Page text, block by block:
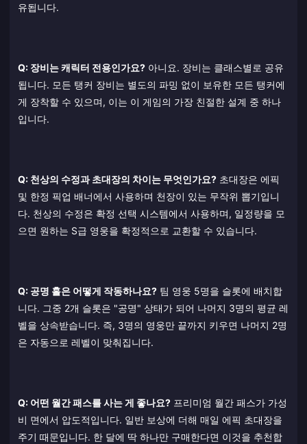
유됩니다.
Q: 장비는 캐릭터 전용인가요? 아니요. 장비는 클래스별로 공유
됩니다. 모든 탱커 장비는 별도의 파밍 없이 보유한 모든 탱커에
게 장착할 수 있으며, 이는 이 게임의 가장 친절한 설계 중 하나
입니다.
Q: 천상의 수정과 초대장의 차이는 무엇인가요? 초대장은 에픽
및 한정 픽업 배너에서 사용하며 천장이 있는 무작위 뽑기입니
다. 천상의 수정은 확정 선택 시스템에서 사용하며, 일정량을 모
으면 원하는 S급 영웅을 확정적으로 교환할 수 있습니다.
Q: 공명 홀은 어떻게 작동하나요? 팀 영웅 5명을 슬롯에 배치합
니다. 그중 2개 슬롯은 "공명" 상태가 되어 나머지 3명의 평균 레
벨을 상속받습니다. 즉, 3명의 영웅만 끝까지 키우면 나머지 2명
은 자동으로 레벨이 맞춰집니다.
Q: 어떤 월간 패스를 사는 게 좋나요? 프리미엄 월간 패스가 가성
비 면에서 압도적입니다. 일반 보상에 더해 매일 에픽 초대장을
주기 때문입니다. 한 달에 딱 하나만 구매한다면 이것을 추천합